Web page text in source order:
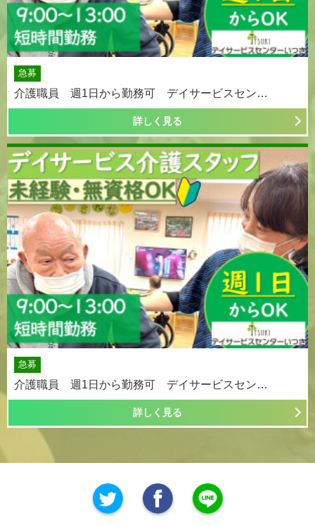
急募
介護職員 週1日から勤務可 デイサービスセン…
詳しく見る
急募
介護職員 週1日から勤務可 デイサービスセン…
詳しく見る